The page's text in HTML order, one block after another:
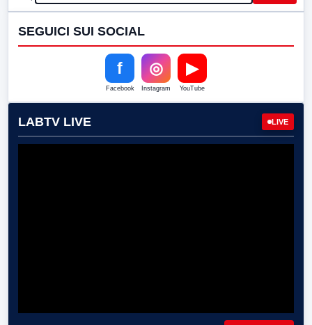
SEGUICI SUI SOCIAL
f
Facebook
◎
Instagram
▶
YouTube
LABTV LIVE LIVE